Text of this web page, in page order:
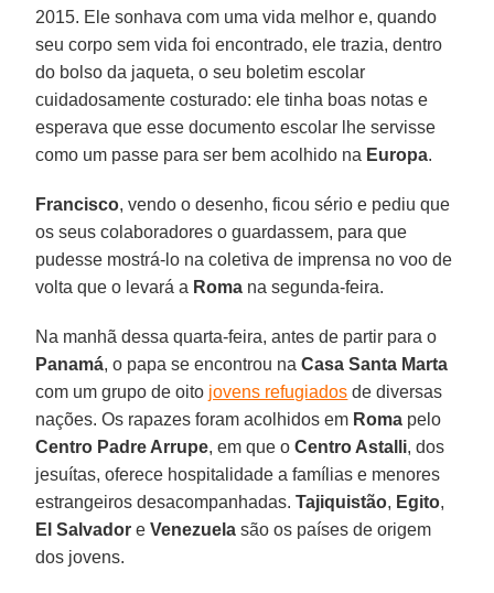
2015. Ele sonhava com uma vida melhor e, quando
seu corpo sem vida foi encontrado, ele trazia, dentro
do bolso da jaqueta, o seu boletim escolar
cuidadosamente costurado: ele tinha boas notas e
esperava que esse documento escolar lhe servisse
como um passe para ser bem acolhido na Europa.
Francisco, vendo o desenho, ficou sério e pediu que
os seus colaboradores o guardassem, para que
pudesse mostrá-lo na coletiva de imprensa no voo de
volta que o levará a Roma na segunda-feira.
Na manhã dessa quarta-feira, antes de partir para o
Panamá, o papa se encontrou naCasa Santa Marta
com um grupo de oito jovens refugiados de diversas
nações. Os rapazes foram acolhidos em Roma pelo
Centro Padre Arrupe, em que oCentro Astalli, dos
jesuítas, oferece hospitalidade a famílias e menores
estrangeiros desacompanhadas.Tajiquistão, Egito,
El Salvador eVenezuela são os países de origem
dos jovens.